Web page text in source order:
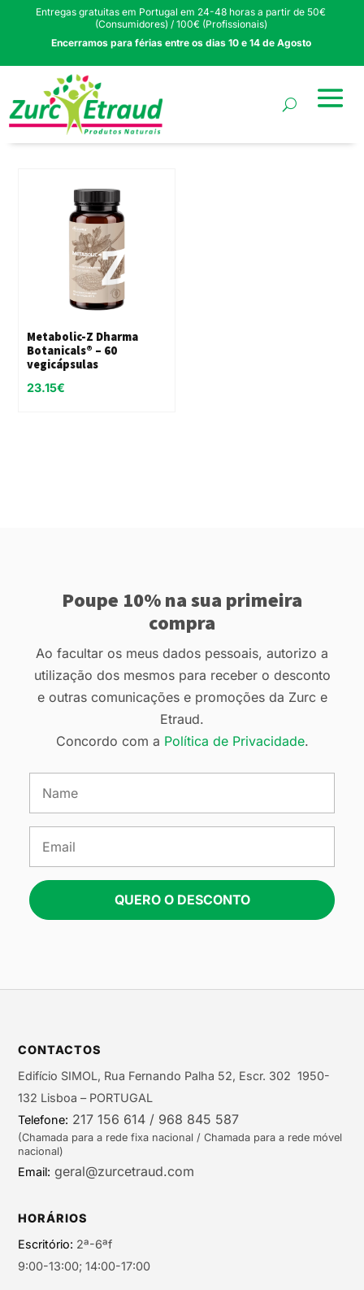
Entregas gratuitas em Portugal em 24-48 horas a partir de 50€
(Consumidores) / 100€ (Profissionais)
Encerramos para férias entre os dias 10 e 14 de Agosto
Metabolic-Z Dharma
Botanicals® – 60
vegicápsulas
23.15€
Poupe 10% na sua primeira
compra
Ao facultar os meus dados pessoais, autorizo a
utilização dos mesmos para receber o desconto
e outras comunicações e promoções da Zurc e
Etraud.
Concordo com a Política de Privacidade.
QUERO O DESCONTO
CONTACTOS
Edifício SIMOL, Rua Fernando Palha 52, Escr. 302 1950-
132 Lisboa – PORTUGAL
Telefone: 217 156 614 / 968 845 587
(Chamada para a rede fixa nacional / Chamada para a rede móvel
nacional)
Email: geral@zurcetraud.com
HORÁRIOS
Escritório: 2ª-6ªf
9:00-13:00; 14:00-17:00